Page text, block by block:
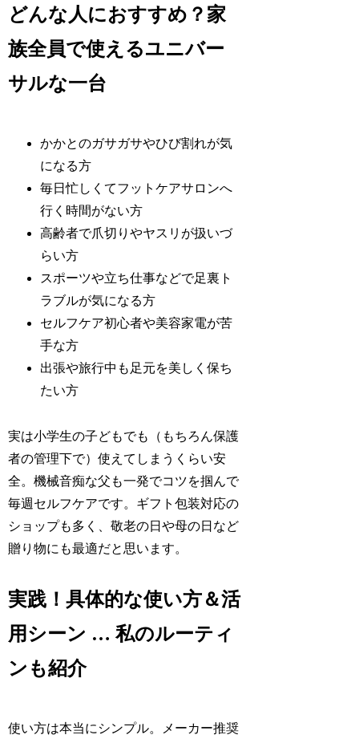
どんな人におすすめ？家
族全員で使えるユニバー
サルな一台
かかとのガサガサやひび割れが気
になる方
毎日忙しくてフットケアサロンへ
行く時間がない方
高齢者で爪切りやヤスリが扱いづ
らい方
スポーツや立ち仕事などで足裏ト
ラブルが気になる方
セルフケア初心者や美容家電が苦
手な方
出張や旅行中も足元を美しく保ち
たい方
実は小学生の子どもでも（もちろん保護
者の管理下で）使えてしまうくらい安
全。機械音痴な父も一発でコツを掴んで
毎週セルフケアです。ギフト包装対応の
ショップも多く、敬老の日や母の日など
贈り物にも最適だと思います。
実践！具体的な使い方＆活
用シーン … 私のルーティ
ンも紹介
使い方は本当にシンプル。メーカー推奨